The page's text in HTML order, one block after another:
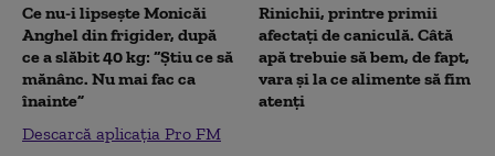
Ce nu-i lipsește Monicăi
Anghel din frigider, după
ce a slăbit 40 kg: “Știu ce să
mănânc. Nu mai fac ca
înainte”
Descarcă aplicația Pro FM
Rinichii, printre primii
afectați de caniculă. Câtă
apă trebuie să bem, de fapt,
vara și la ce alimente să fim
atenți